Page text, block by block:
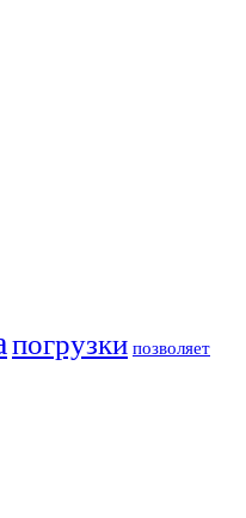
погрузки позволяет